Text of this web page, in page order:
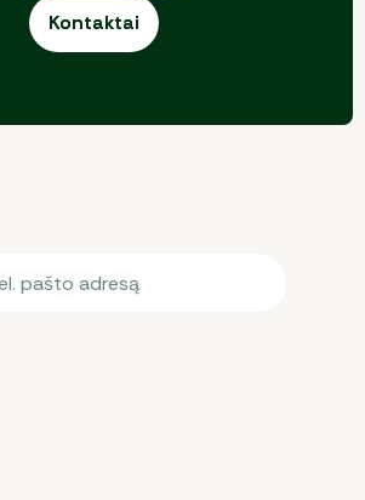
Kontaktai
Kontaktai